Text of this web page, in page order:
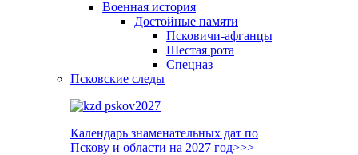
Военная история
Достойные памяти
Псковичи-афганцы
Шестая рота
Спецназ
Псковские следы
Календарь знаменательных дат по
Пскову и области на 2027 год>>>